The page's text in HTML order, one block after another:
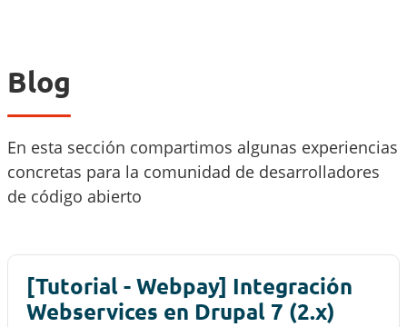
Blog
En esta sección compartimos algunas experiencias
concretas para la comunidad de desarrolladores
de código abierto
[Tutorial - Webpay] Integración
Webservices en Drupal 7 (2.x)